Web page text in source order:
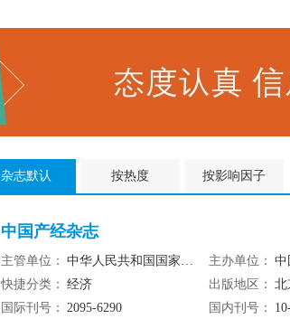
杂志默认 按热度 按影响因子
中国产经杂志
主管单位： 中华人民共和国国家发展和改革委员会 主办单位： 中
快捷分类： 经济 出版地区： 北
国际刊号： 2095-6290 国内刊号：